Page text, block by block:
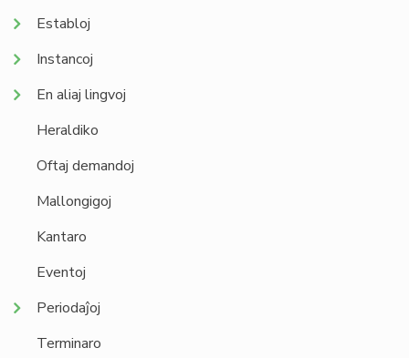
Establoj
Instancoj
En aliaj lingvoj
Heraldiko
Oftaj demandoj
Mallongigoj
Kantaro
Eventoj
Periodaĵoj
Terminaro